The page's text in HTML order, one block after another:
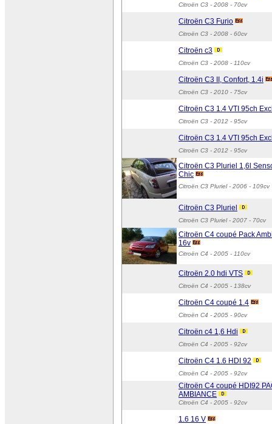
Citroën C3 - 2008 - 70cv
Citroën C3 Furio
Citroën C3 - 2008 - 60cv
Citroën c3
Citroën C3 - 2008 - 110cv
Citroën C3 II, Confort, 1.4i
Citroën C3 - 2010 - 75cv
Citroën C3 1.4 VTI 95ch
Citroën C3 - 2012 - 95cv
Citroën C3 1.4 VTI 95ch
Citroën C3 - 2012 - 95cv
Citroën C3 Pluriel 1,6l
Chic
Citroën C3 Pluriel- 2006 - 109cv
Citroën C3 Pluriel
Citroën C3 Pluriel- 2007 - 70cv
Citroën C4 coupé Pack
16v
Citroën C4 - 2005 - 110cv
Citroën 2.0 hdi VTS
Citroën C4 - 2005 - 138cv
Citroën C4 coupé 1.4
Citroën C4 - 2005 - 90cv
Citroën c4 1,6 Hdi
Citroën C4 - 2005 - 92cv
Citroën C4 1.6 HDI 92
Citroën C4 - 2005 - 92cv
Citroën C4 coupé HDI92
AMBIANCE
Citroën C4 - 2005 - 92cv
1.6 16 V